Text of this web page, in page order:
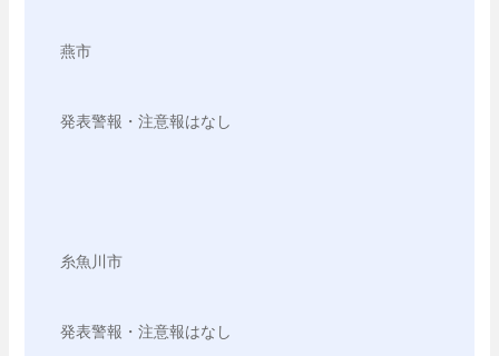
燕市
発表警報・注意報はなし
糸魚川市
発表警報・注意報はなし